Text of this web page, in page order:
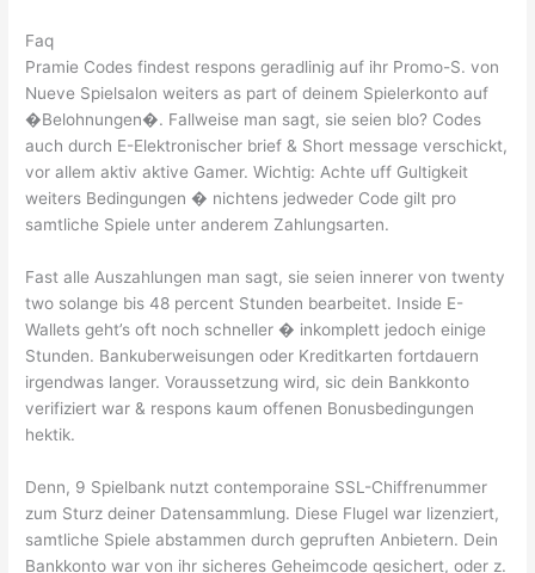
Faq
Pramie Codes findest respons geradlinig auf ihr Promo-S. von
Nueve Spielsalon weiters as part of deinem Spielerkonto auf
�Belohnungen�. Fallweise man sagt, sie seien blo? Codes
auch durch E-Elektronischer brief & Short message verschickt,
vor allem aktiv aktive Gamer. Wichtig: Achte uff Gultigkeit
weiters Bedingungen � nichtens jedweder Code gilt pro
samtliche Spiele unter anderem Zahlungsarten.
Fast alle Auszahlungen man sagt, sie seien innerer von twenty
two solange bis 48 percent Stunden bearbeitet. Inside E-
Wallets geht’s oft noch schneller � inkomplett jedoch einige
Stunden. Bankuberweisungen oder Kreditkarten fortdauern
irgendwas langer. Voraussetzung wird, sic dein Bankkonto
verifiziert war & respons kaum offenen Bonusbedingungen
hektik.
Denn, 9 Spielbank nutzt contemporaine SSL-Chiffrenummer
zum Sturz deiner Datensammlung. Diese Flugel war lizenziert,
samtliche Spiele abstammen durch gepruften Anbietern. Dein
Bankkonto war von ihr sicheres Geheimcode gesichert, oder z.